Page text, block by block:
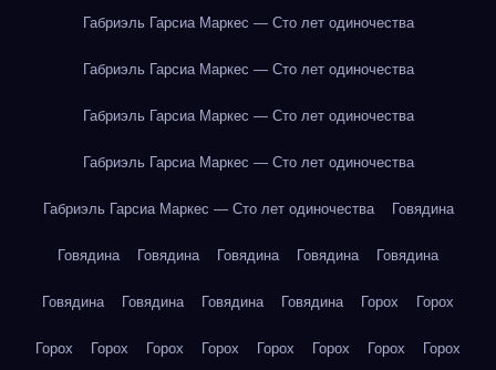
Габриэль Гарсиа Маркес — Сто лет одиночества
Габриэль Гарсиа Маркес — Сто лет одиночества
Габриэль Гарсиа Маркес — Сто лет одиночества
Габриэль Гарсиа Маркес — Сто лет одиночества
Габриэль Гарсиа Маркес — Сто лет одиночества Говядина
Говядина Говядина Говядина Говядина Говядина
Говядина Говядина Говядина Говядина Горох Горох
Горох Горох Горох Горох Горох Горох Горох Горох